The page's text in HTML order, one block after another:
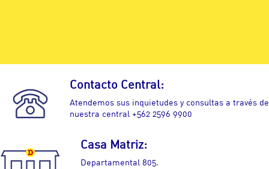
Contacto Central:
Atendemos sus inquietudes y consultas a través de
nuestra central +562 2596 9900
Casa Matriz:
Departamental 805.